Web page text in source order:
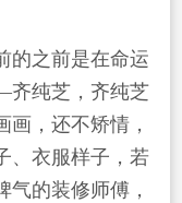
之前是在命运
纯芝，齐纯芝
，还不矫情，
、衣服样子，若
的装修师傅，